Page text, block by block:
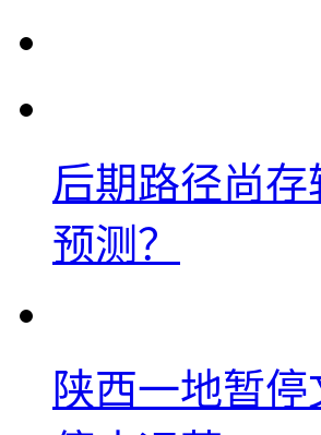
后期路径尚
预测？
陕西一地暂